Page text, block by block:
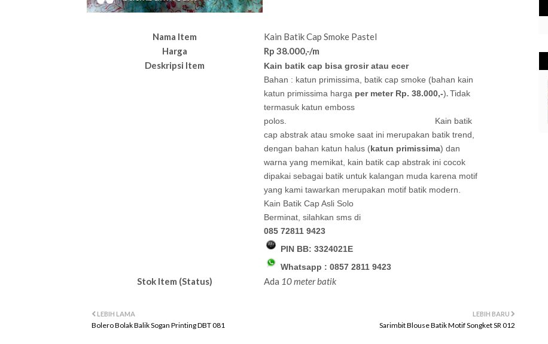
Nama Item
Kain Batik Cap Smoke Pastel
Harga
Rp 38.000,-/m
Deskripsi Item
Kain batik cap bisa grosir atau ecer
Bahan : katun primissima, batik cap smoke (bahan kain
katun primissima harga per meter Rp. 38.000,-).Tidak
termasuk katun emboss
polos. Kain batik
cap abstrak atau smoke saat ini merupakan batik trend,
dengan bahan katun halus (katun primissima) dan
warna yang memikat, kain batik cap abstrak ini cocok
dipakai sebagai batik untuk kalangan muda karena motif
yang kami tawarkan merupakan motif batik modern.
Kain Batik Cap Asli Solo
Berminat, silahkan sms di
085 72811 9423
PIN BB: 3324021E
Whatsapp : 0857 2811 9423
Stok Item (Status) Ada 10 meter batik
LEBIH BARU
Sarimbit Blouse Batik Motif Songket SR 012
LEBIH LAMA
Bolero Bolak Balik Sogan Printing DBT 081